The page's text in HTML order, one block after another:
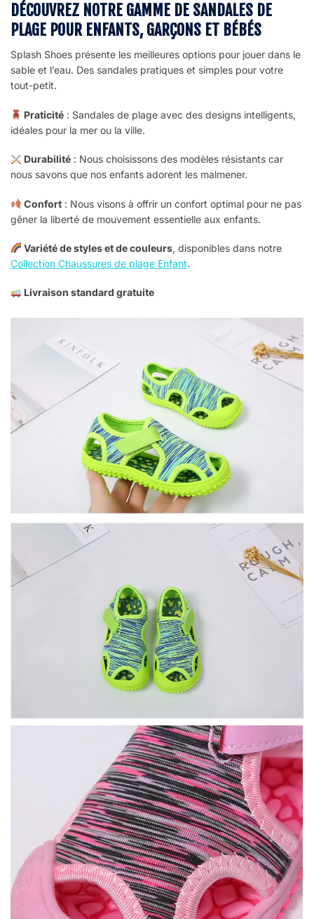
DÉCOUVREZ NOTRE GAMME DE SANDALES DE
PLAGE POUR ENFANTS, GARÇONS ET BÉBÉS
Splash Shoes présente les meilleures options pour jouer dans le
sable et l’eau. Des sandales pratiques et simples pour votre
tout-petit.
Praticité: Sandales de plage avec des designs intelligents,
idéales pour la mer ou la ville.
Durabilité: Nous choisissons des modèles résistants car
nous savons que nos enfants adorent les malmener.
Confort: Nous visons à offrir un confort optimal pour ne pas
gêner la liberté de mouvement essentielle aux enfants.
Variété de styles et de couleurs, disponibles dans notre
Collection Chaussures de plage Enfant.
Livraison standard gratuite